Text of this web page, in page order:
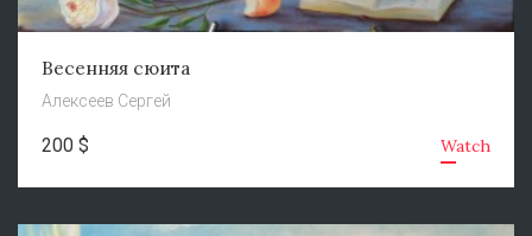
Весенняя сюита
Алексеев Сергей
200 $ Watch